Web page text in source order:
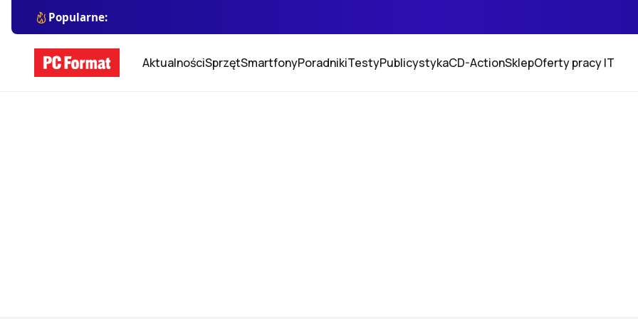
Popularne:
AktualnościSprzętSmartfonyPoradnikiTestyPublicystykaCD-ActionSklepOferty pracy IT